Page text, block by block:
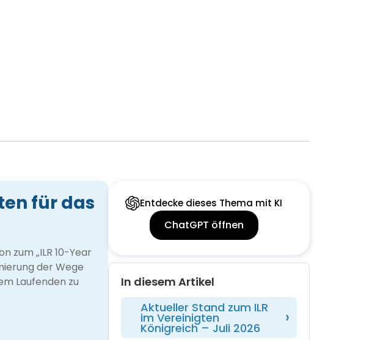
für das
zum „ILR 10-Year
der Wege
Laufenden zu
Entdecke dieses Thema mit KI
ChatGPT öffnen
In diesem Artikel
Aktueller Stand zum ILR
im Vereinigten
Königreich – Juli 2026